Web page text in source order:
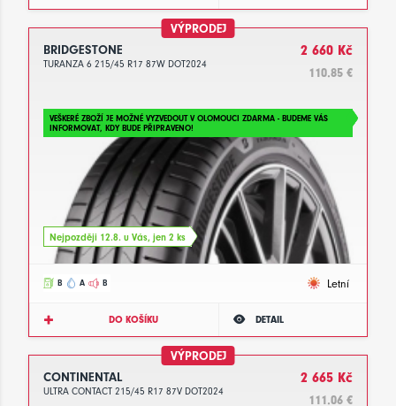
VÝPRODEJ
BRIDGESTONE
TURANZA 6 215/45 R17 87W DOT2024
2 660 Kč
110.85 €
VEŠKERÉ ZBOŽÍ JE MOŽNÉ VYZVEDOUT V OLOMOUCI ZDARMA - BUDEME VÁS
INFORMOVAT, KDY BUDE PŘIPRAVENO!
Nejpozději 12.8. u Vás, jen 2 ks
B A B Letní
DO KOŠÍKU DETAIL
VÝPRODEJ
CONTINENTAL
ULTRA CONTACT 215/45 R17 87V DOT2024
2 665 Kč
111.06 €